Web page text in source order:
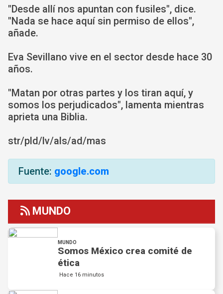
"Desde allí nos apuntan con fusiles", dice.
"Nada se hace aquí sin permiso de ellos",
añade.
Eva Sevillano vive en el sector desde hace 30
años.
"Matan por otras partes y los tiran aquí, y
somos los perjudicados", lamenta mientras
aprieta una Biblia.
str/pld/lv/als/ad/mas
Fuente: google.com
MUNDO
MUNDO
Somos México crea comité de
ética
Hace 16 minutos